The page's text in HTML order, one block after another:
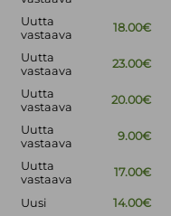
Uutta
vastaava
18.00€
Uutta
vastaava
23.00€
Uutta
vastaava
20.00€
Uutta
vastaava
9.00€
Uutta
vastaava
17.00€
Uusi 14.00€